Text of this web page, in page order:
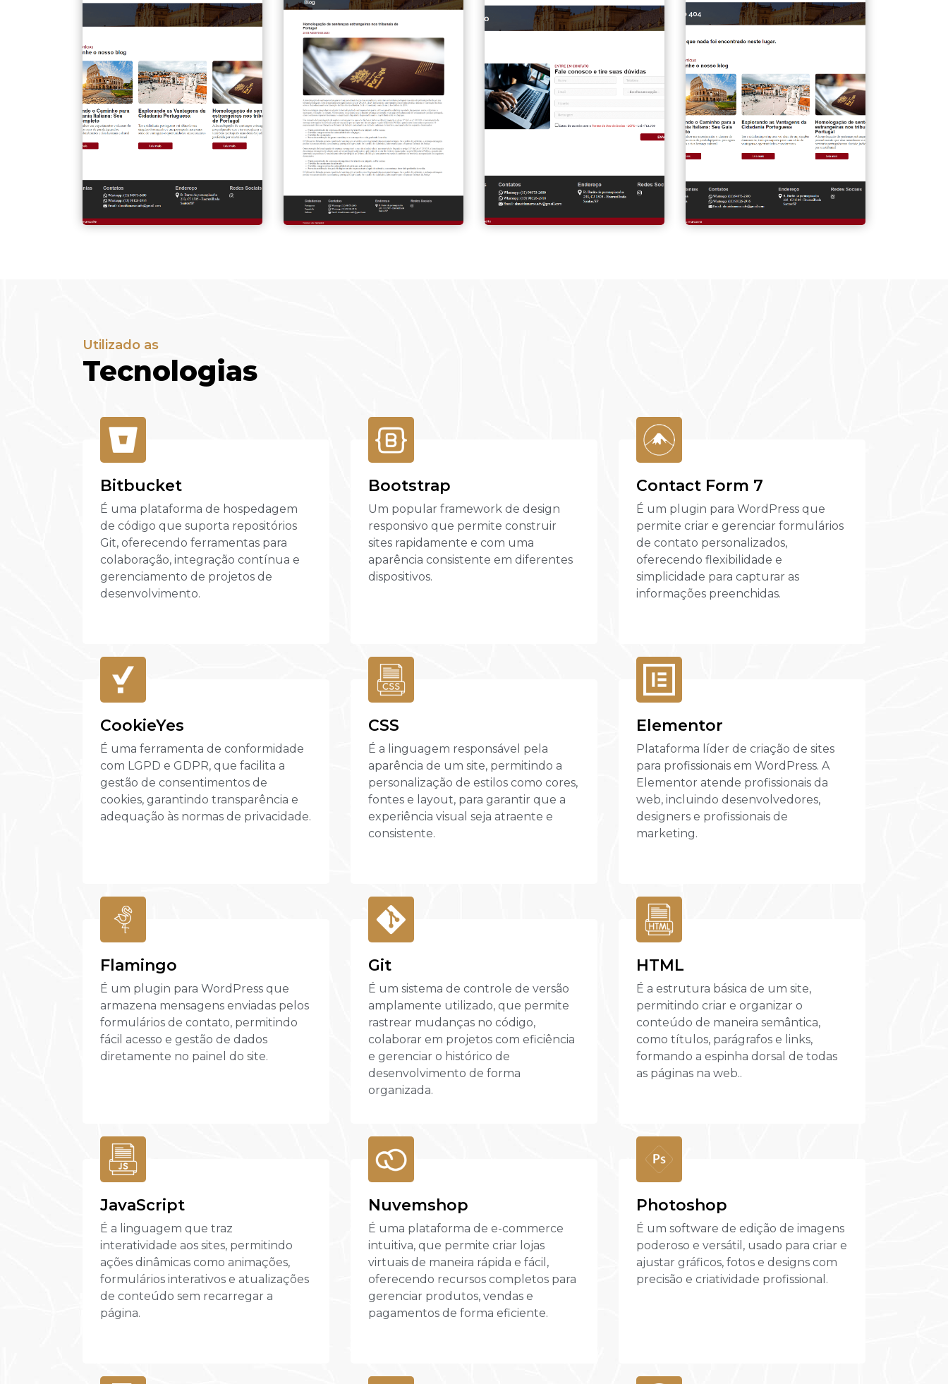
Utilizado as
Tecnologias
Bitbucket
É uma plataforma de hospedagem
de código que suporta repositórios
Git, oferecendo ferramentas para
colaboração, integração contínua e
gerenciamento de projetos de
desenvolvimento.
Bootstrap
Um popular framework de design
responsivo que permite construir
sites rapidamente e com uma
aparência consistente em diferentes
dispositivos.
Contact Form 7
É um plugin para WordPress que
permite criar e gerenciar formulários
de contato personalizados,
oferecendo flexibilidade e
simplicidade para capturar as
informações preenchidas.
CookieYes
É uma ferramenta de conformidade
com LGPD e GDPR, que facilita a
gestão de consentimentos de
cookies, garantindo transparência e
adequação às normas de privacidade.
CSS
É a linguagem responsável pela
aparência de um site, permitindo a
personalização de estilos como cores,
fontes e layout, para garantir que a
experiência visual seja atraente e
consistente.
Elementor
Plataforma líder de criação de sites
para profissionais em WordPress. A
Elementor atende profissionais da
web, incluindo desenvolvedores,
designers e profissionais de
marketing.
Flamingo
É um plugin para WordPress que
armazena mensagens enviadas pelos
formulários de contato, permitindo
fácil acesso e gestão de dados
diretamente no painel do site.
Git
É um sistema de controle de versão
amplamente utilizado, que permite
rastrear mudanças no código,
colaborar em projetos com eficiência
e gerenciar o histórico de
desenvolvimento de forma
organizada.
HTML
É a estrutura básica de um site,
permitindo criar e organizar o
conteúdo de maneira semântica,
como títulos, parágrafos e links,
formando a espinha dorsal de todas
as páginas na web..
JavaScript
É a linguagem que traz
interatividade aos sites, permitindo
ações dinâmicas como animações,
formulários interativos e atualizações
de conteúdo sem recarregar a
página.
Nuvemshop
É uma plataforma de e-commerce
intuitiva, que permite criar lojas
virtuais de maneira rápida e fácil,
oferecendo recursos completos para
gerenciar produtos, vendas e
pagamentos de forma eficiente.
Photoshop
É um software de edição de imagens
poderoso e versátil, usado para criar e
ajustar gráficos, fotos e designs com
precisão e criatividade profissional.